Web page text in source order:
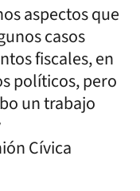
aspectos que
casos
fiscales, en
políticos, pero
un trabajo
Cívica